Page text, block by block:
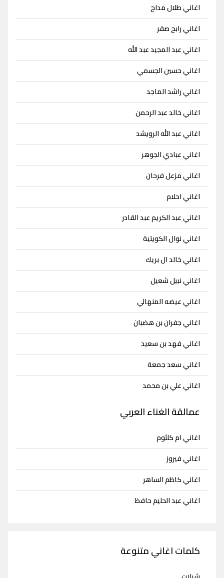
اغاني طلال مداح
اغاني رابح صقر
اغاني عبد المجيد عبد الله
اغاني حسين الجسمي
اغاني راشد الماجد
اغاني خالد عبد الرحمن
اغاني عبد الله الرويشد
اغاني عبادي الجوهر
اغاني مزعل فرحان
اغاني احلام
اغاني عبد الكريم عبد القادر
اغاني نوال الكويتية
اغاني خالد ال بريك
اغاني نبيل شعيل
اغاني عيضه المنهالي
اغاني جفران بن هضبان
اغاني فهد بن سعيد
اغاني سعد جمعة
اغاني علي بن محمد
عمالقة الغناء العربي
اغاني ام كلثوم
اغاني فيروز
اغاني كاظم الساهر
اغاني عبد الحليم حافظ
كلمات اغاني متنوعة